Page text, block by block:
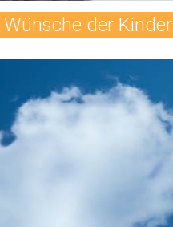
der Kinder